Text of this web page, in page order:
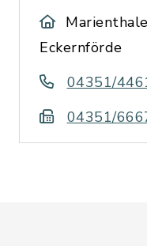
Eckernförde
04351/
04351/